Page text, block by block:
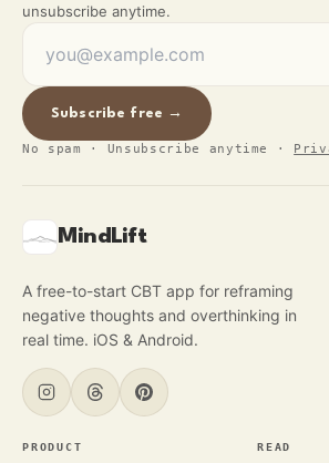
unsubscribe anytime.
Subscribe free →
No spam · Unsubscribe anytime ·
MindLift
A free-to-start CBT app for reframing
negative thoughts and overthinking in
real time. iOS & Android.
PRODUCT READ